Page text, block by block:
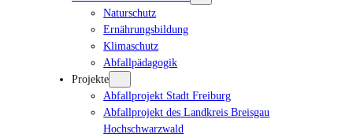
Naturschutz
Ernährungsbildung
Klimaschutz
Abfallpädagogik
Projekte
Abfallprojekt Stadt Freiburg
Abfallprojekt des Landkreis Breisgau
Hochschwarzwald